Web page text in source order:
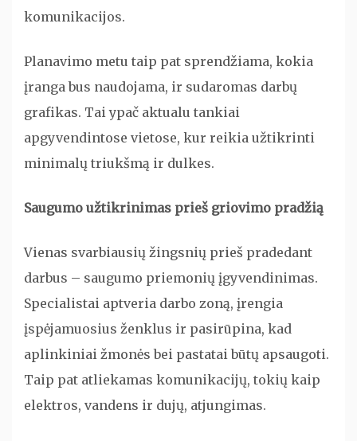
komunikacijos.
Planavimo metu taip pat sprendžiama, kokia
įranga bus naudojama, ir sudaromas darbų
grafikas. Tai ypač aktualu tankiai
apgyvendintose vietose, kur reikia užtikrinti
minimalų triukšmą ir dulkes.
Saugumo užtikrinimas prieš griovimo pradžią
Vienas svarbiausių žingsnių prieš pradedant
darbus – saugumo priemonių įgyvendinimas.
Specialistai aptveria darbo zoną, įrengia
įspėjamuosius ženklus ir pasirūpina, kad
aplinkiniai žmonės bei pastatai būtų apsaugoti.
Taip pat atliekamas komunikacijų, tokių kaip
elektros, vandens ir dujų, atjungimas.